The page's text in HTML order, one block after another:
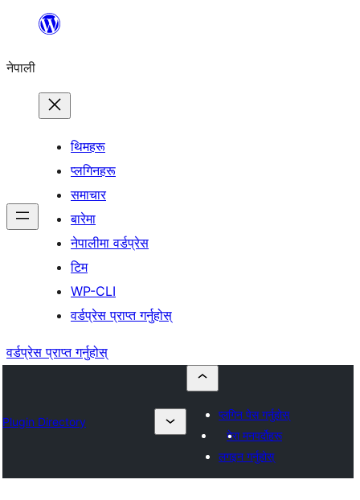
सामग्रीमा
नेपाली
थिमहरू
प्लगिनहरू
समाचार
बारेमा
नेपालीमा वर्डप्रेस
टिम
WP-CLI
वर्डप्रेस प्राप्त गर्नुहोस्
वर्डप्रेस प्राप्त गर्नुहोस्
Plugin Directory
प्लगिन पेस गर्नुहोस्
मेरा मनपर्दोहरू
लगइन गर्नुहोस्